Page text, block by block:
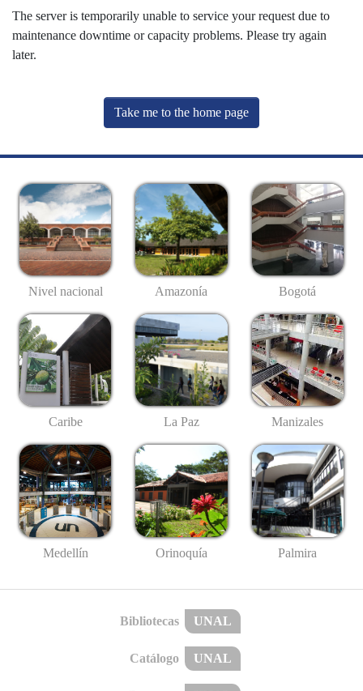
The server is temporarily unable to service your request due to
maintenance downtime or capacity problems. Please try again
later.
Take me to the home page
Nivel nacional Amazonía Bogotá
Caribe La Paz Manizales
Medellín Orinoquía Palmira
Bibliotecas UNAL
Catálogo UNAL